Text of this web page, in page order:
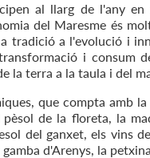
al llarg de l'any
del Maresme és
tradició a l'evolució i
i consum
la terra a la taula i del
que compta amb
de la floreta, la
del ganxet, els vins
d'Arenys, la